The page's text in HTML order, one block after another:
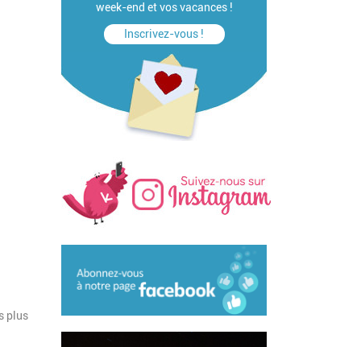
plus
week-end et vos vacances !
Inscrivez-vous !